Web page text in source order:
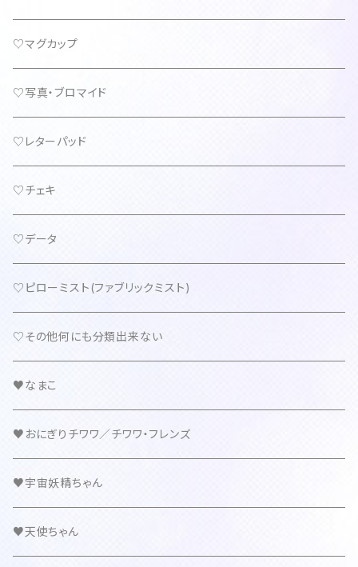
♡マグカップ
♡写真・ブロマイド
♡レターパッド
♡チェキ
♡データ
♡ピローミスト(ファブリックミスト)
♡その他何にも分類出来ない
♥なまこ
♥おにぎりチワワ／チワワ・フレンズ
♥宇宙妖精ちゃん
♥天使ちゃん